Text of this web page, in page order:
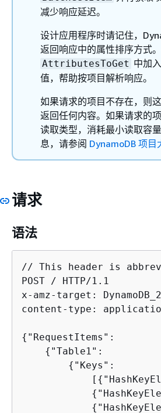
减少响应延迟。
设计应用程序时请记住，
返回响应中的属性排序方式
AttributesToGet 中加
值，帮助按项目解析响应。
如果请求的项目不存在，则
返回任何内容。如果请求的
读取类型，消耗最小读取容
息，请参阅 DynamoDB 项目
请求
语法
// This header is
POST / HTTP/1.1
x-amz-target:
content-type:
{ "RequestItems":
{ "Table1":
{ "Keys":
            [
{
{
{